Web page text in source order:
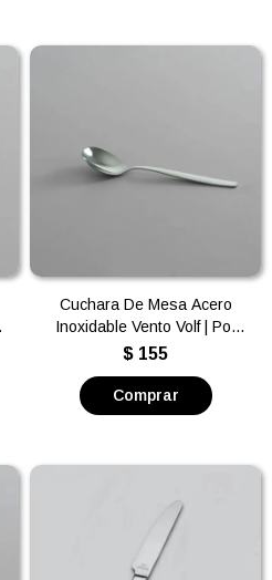
Cuchara De Mesa Acero
Inoxidable Vento Volf | Por
unidad
$ 155